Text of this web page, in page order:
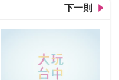
下一則